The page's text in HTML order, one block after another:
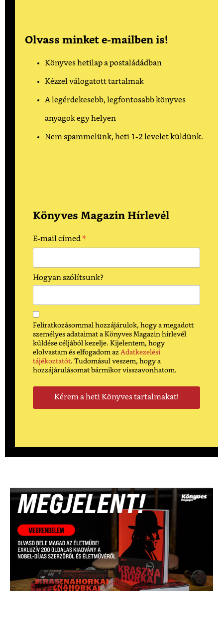
Olvass minket e-mailben is!
Könyves hetilap a postaládádban
Kézzel válogatott tartalmak
A legérdekesebb, legfontosabb könyves
anyagok egy helyen
Nem spammelünk, heti 1-2 levelet küldünk.
Könyves Magazin Hírlevél
E-mail címed *
Hogyan szólítsunk?
Feliratkozásommal hozzájárulok, hogy a megadott
személyes adataimat a Könyves Magazin hírlevél
küldése céljából kezelje. Kijelentem, hogy
elolvastam és elfogadom az Adatkezelési
tájékoztatót. Tudomásul veszem, hogy a
hozzájárulásomat bármikor visszavonhatom.